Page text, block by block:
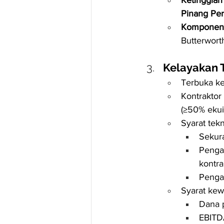
Pinang
Kelayakan
Terbuka
(≥50%
Syarat
Syarat
Dana